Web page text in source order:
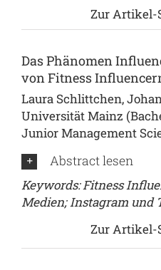
Zur Artikel-
Das Phänomen
von Fitness
Laura Schlittchen,
Universität Mainz
Junior Management
Abstract lesen
Keywords: Fitness
Medien; Instagram und
Zur Artikel-